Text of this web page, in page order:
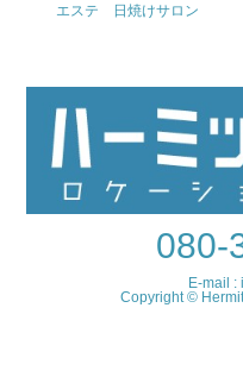
エステ 日焼けサロン
080-
E-mail :
Copyright ©